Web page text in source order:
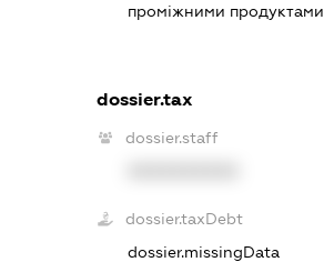
проміжними продуктами
dossier.tax
dossier.staff
dossier.taxDebt
dossier.missingData